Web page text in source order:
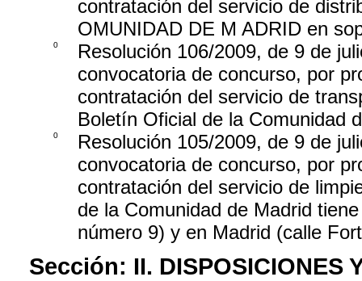
contratación del servicio de
OMUNIDAD DE M ADRID en
0
Resolución 106/2009, de 9 de
convocatoria de concurso, por
contratación del servicio de
Boletín Oficial de la Comunidad
0
Resolución 105/2009, de 9 de
convocatoria de concurso, por
contratación del servicio de
de la Comunidad de Madrid
número 9) y en Madrid (calle
Sección: II. DISPOSICIONES